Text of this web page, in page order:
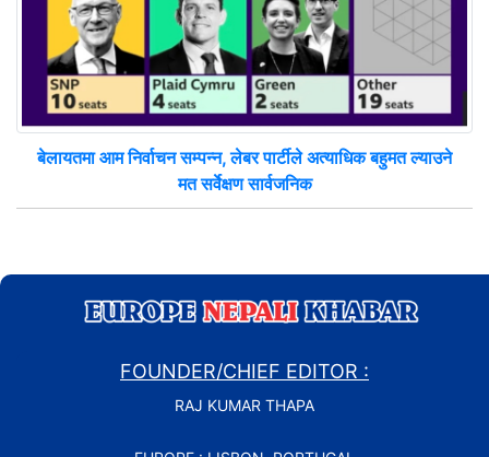
बेलायतमा आम निर्वाचन सम्पन्न, लेबर पार्टीले अत्याधिक बहुमत ल्याउने
मत सर्वेक्षण सार्वजनिक
FOUNDER/CHIEF EDITOR :
RAJ KUMAR THAPA